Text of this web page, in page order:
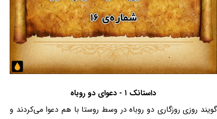
داستانک ۱ - دعوای دو روباه
گویند روزی روزگاری دو روباه در وسط روستا با هم دعوا می‌کردند و